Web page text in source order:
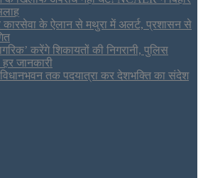
कारसेवा के ऐलान से मथुरा में अलर्ट, प्रशासन से
करेंगे शिकायतों की निगरानी, पुलिस
जानकारी
तक पदयात्रा कर देशभक्ति का संदेश